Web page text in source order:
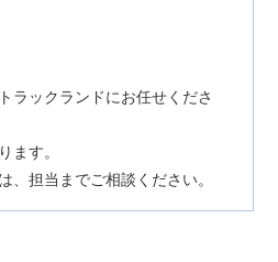
ラックランドにお任せくださ
ます。
、担当までご相談ください。